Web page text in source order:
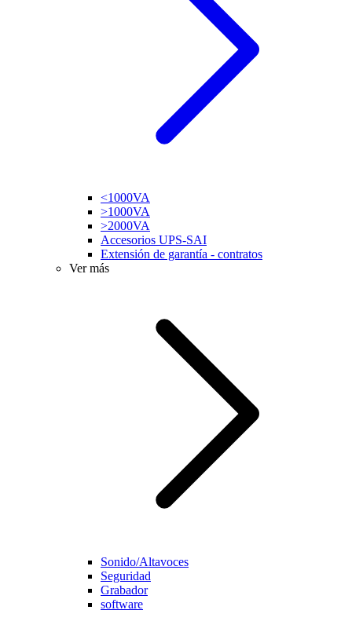
<1000VA
>1000VA
>2000VA
Accesorios UPS-SAI
Extensión de garantía - contratos
Ver más
Sonido/Altavoces
Seguridad
Grabador
software